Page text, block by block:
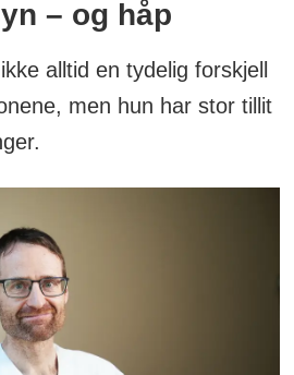
– og håp
alltid en tydelig forskjell
men hun har stor tillit